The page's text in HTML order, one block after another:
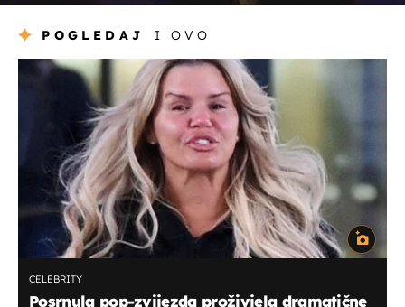
POGLEDAJ I OVO
CELEBRITY
Posrnula pop-zvijezda proživjela dramatične